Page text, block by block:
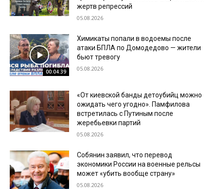
жертв репрессий
05.08.2026
00:04:39
Химикаты попали в водоемы после
атаки БПЛА по Домодедово — жители
бьют тревогу
05.08.2026
«От киевской банды детоубийц можно
ожидать чего угодно». Памфилова
встретилась с Путиным после
жеребьевки партий
05.08.2026
Собянин заявил, что перевод
экономики России на военные рельсы
может «убить вообще страну»
05.08.2026